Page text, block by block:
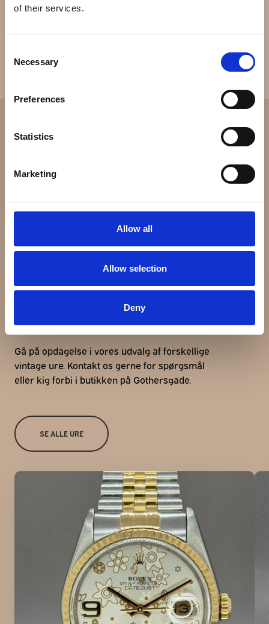
of their services.
Selection
Necessary
Preferences
Statistics
Marketing
Allow all
Allow selection
Deny
Udforsk andre ure
Gå på opdagelse i vores udvalg af forskellige
vintage ure. Kontakt os gerne for spørgsmål
eller kig forbi i butikken på Gothersgade.
SE ALLE URE